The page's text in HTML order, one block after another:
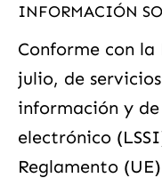
INFORMACIÓN
Conforme con la
julio, de
información y
electrónico
Reglamento